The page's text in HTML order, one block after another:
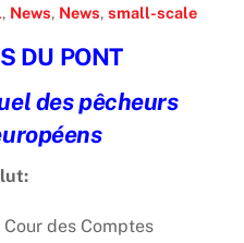
, News, News,small-scale
DU PONT
des pêcheurs
des Comptes